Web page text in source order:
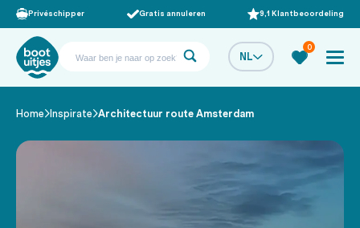
Privéschipper Gratis annuleren 9,1 Klantbeoordeling
NL
0
Home/ Inspirate/Architectuur route Amsterdam